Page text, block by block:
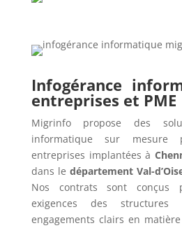
Infogérance
entreprises et PME
Migrinfo propose des
informatique sur
entreprises implantées à
dans le département Val-
Nos contrats sont conçus
exigences des structures
engagements clairs en